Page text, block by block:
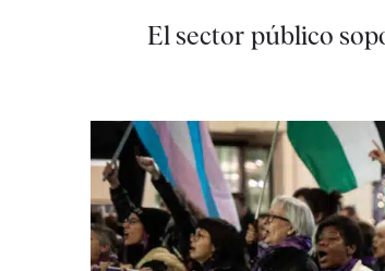
El sector público